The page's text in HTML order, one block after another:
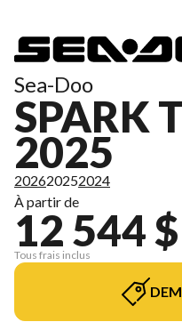
Sea-Doo
SPARK
2025
202620252024
À partir de
12 544 $
Tous frais inclus